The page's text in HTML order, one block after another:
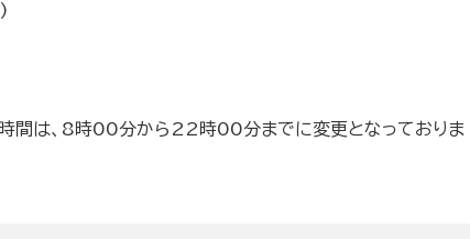
は、8時00分から22時00分までに変更となっておりま